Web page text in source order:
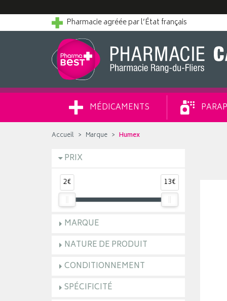
Pharmacie agréée par l’État français
MÉDICAMENTS
Accueil Marque Humex
PRIX
2€ 13€
MARQUE
NATURE DE PRODUIT
CONDITIONNEMENT
SPÉCIFICITÉ